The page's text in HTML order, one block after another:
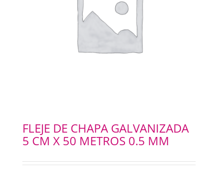
FLEJE DE CHAPA GALVANIZADA
5 CM X 50 METROS 0.5 MM